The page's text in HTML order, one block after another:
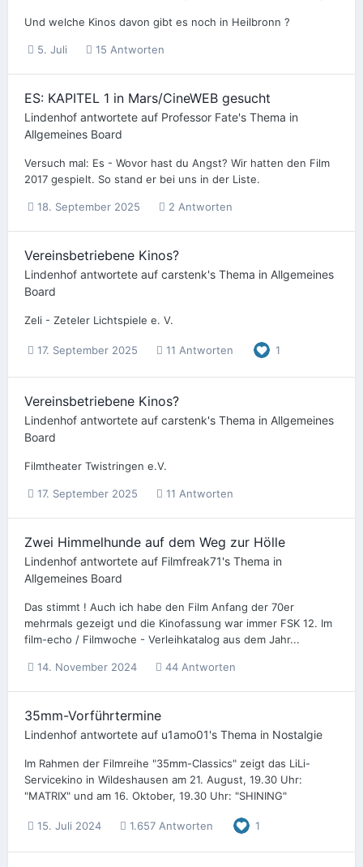
Und welche Kinos davon gibt es noch in Heilbronn ?
5. Juli 15 Antworten
ES: KAPITEL 1 in Mars/CineWEB gesucht
Lindenhof antwortete auf Professor Fate's Thema in
Allgemeines Board
Versuch mal: Es - Wovor hast du Angst? Wir hatten den Film
2017 gespielt. So stand er bei uns in der Liste.
18. September 2025 2 Antworten
Vereinsbetriebene Kinos?
Lindenhof antwortete auf carstenk's Thema in Allgemeines
Board
Zeli - Zeteler Lichtspiele e. V.
17. September 2025 11 Antworten 1
Vereinsbetriebene Kinos?
Lindenhof antwortete auf carstenk's Thema in Allgemeines
Board
Filmtheater Twistringen e.V.
17. September 2025 11 Antworten
Zwei Himmelhunde auf dem Weg zur Hölle
Lindenhof antwortete auf Filmfreak71's Thema in
Allgemeines Board
Das stimmt ! Auch ich habe den Film Anfang der 70er
mehrmals gezeigt und die Kinofassung war immer FSK 12. Im
film-echo / Filmwoche - Verleihkatalog aus dem Jahr...
14. November 2024 44 Antworten
35mm-Vorführtermine
Lindenhof antwortete auf u1amo01's Thema in Nostalgie
Im Rahmen der Filmreihe "35mm-Classics" zeigt das LiLi-
Servicekino in Wildeshausen am 21. August, 19.30 Uhr:
"MATRIX" und am 16. Oktober, 19.30 Uhr: "SHINING"
15. Juli 2024 1.657 Antworten 1